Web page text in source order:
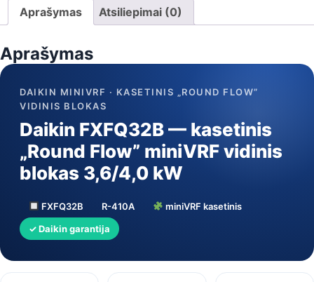
vidinis
blokas
(R-
410A,
3,6/4,0
Aprašymas Atsiliepimai (0)
Aprašymas
DAIKIN MINIVRF · KASETINIS „ROUND FLOW”
VIDINIS BLOKAS
Daikin FXFQ32B — kasetinis
„Round Flow” miniVRF vidinis
blokas 3,6/4,0 kW
FXFQ32B R-410A
miniVRF kasetinis
✓ Daikin garantija